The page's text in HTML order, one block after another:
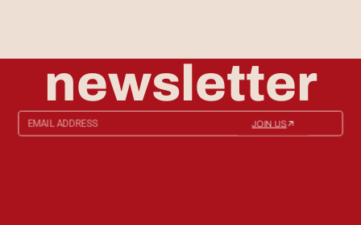
newsletter
JOIN US